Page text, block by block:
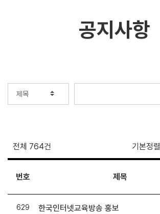
공지사항
전체 764건 기본정렬
번호 제목
629 한국인터넷교육방송 홍보